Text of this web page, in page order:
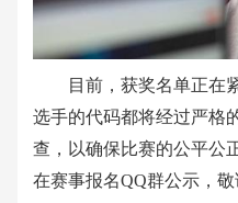
目前，获奖名单正在
选手的代码都将经过严格
查，以确保比赛的公平公
在赛事报名QQ群公示，敬